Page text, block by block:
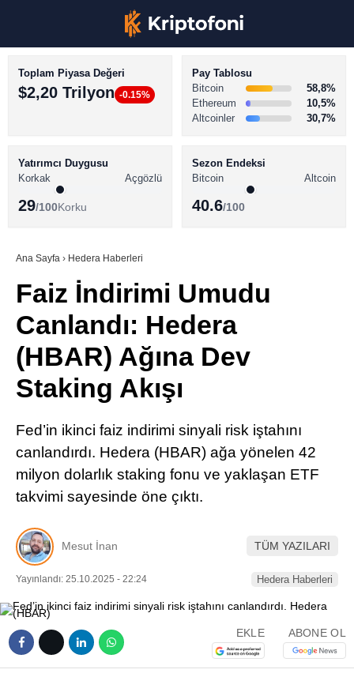
Youtube
TikTok
Telegram
BİTCOİN HABERLERİ
ALTCOİN HABERLERİ
SÖZLÜK
Toplam Piyasa Değeri
$2,20 Trilyon -0.15%
Pay Tablosu
Bitcoin
58,8%
Ethereum
10,5%
Altcoinler
30,7%
Yatırımcı Duygusu
Korkak
Açgözlü
29/100Korku
Sezon Endeksi
Bitcoin
Altcoin
40.6/100
Ana Sayfa › Hedera Haberleri
Faiz İndirimi Umudu
Canlandı: Hedera
(HBAR) Ağına Dev
Staking Akışı
Fed’in ikinci faiz indirimi sinyali risk iştahını
canlandırdı. Hedera (HBAR) ağa yönelen 42
milyon dolarlık staking fonu ve yaklaşan ETF
takvimi sayesinde öne çıktı.
Mesut İnan TÜM YAZILARI
Yayınlandı: 25.10.2025 - 22:24 Hedera Haberleri
EKLE ABONE OL